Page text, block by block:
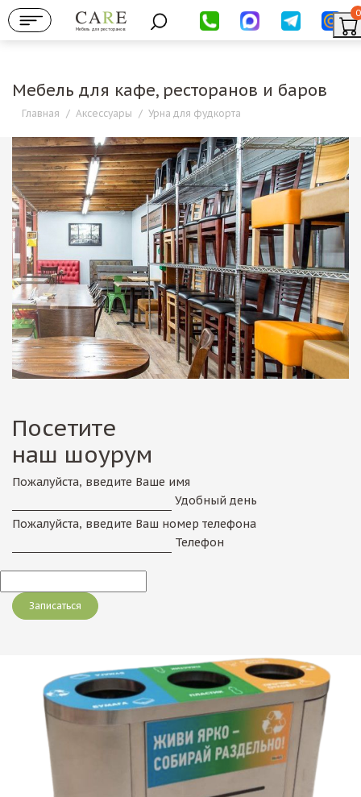
Мебель для ресторанов
0
Мебель для кафе, ресторанов и баров
Главная / Аксессуары / Урна для фудкорта
Посетите
наш шоурум
Пожалуйста, введите Ваше имя
Удобный день
Пожалуйста, введите Ваш номер телефона
Телефон